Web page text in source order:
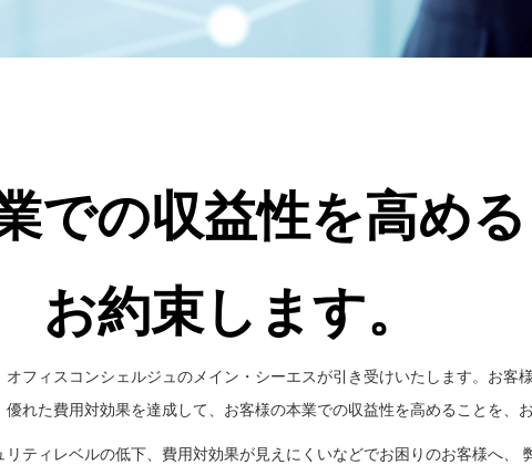
での収益性を高める
お約束します。
フィスコンシェルジュのメイン・シーエスが引き受けいたします。お客
れた費用対効果を達成して、お客様の本業での収益性を高めることを、お
ティレベルの低下、費用対効果が見えにくいなどでお困りのお客様へ、